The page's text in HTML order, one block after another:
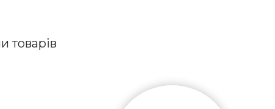
товарів